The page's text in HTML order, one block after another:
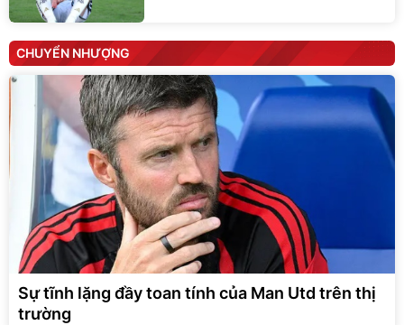
CHUYỂN NHƯỢNG
Sự tĩnh lặng đầy toan tính của Man Utd trên thị
trường